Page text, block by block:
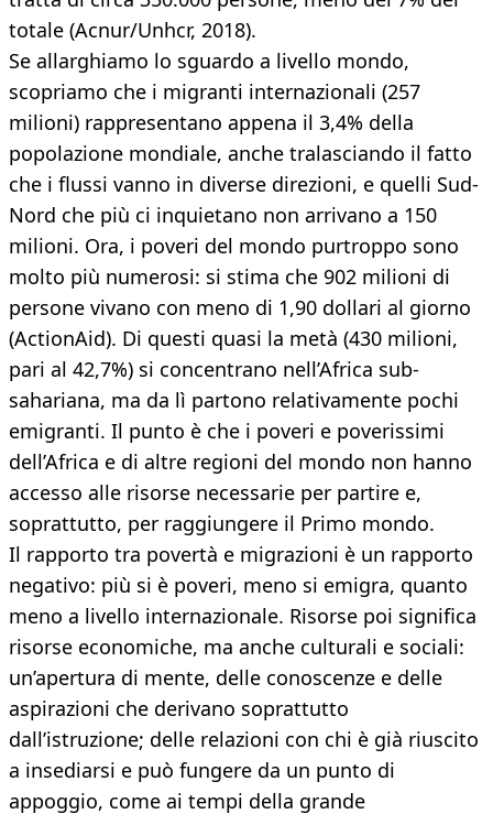
totale (Acnur/Unhcr, 2018).
Se allarghiamo lo sguardo a livello mondo,
scopriamo che i migranti internazionali (257
milioni) rappresentano appena il 3,4% della
popolazione mondiale, anche tralasciando il fatto
che i flussi vanno in diverse direzioni, e quelli Sud-
Nord che più ci inquietano non arrivano a 150
milioni. Ora, i poveri del mondo purtroppo sono
molto più numerosi: si stima che 902 milioni di
persone vivano con meno di 1,90 dollari al giorno
(ActionAid). Di questi quasi la metà (430 milioni,
pari al 42,7%) si concentrano nell’Africa sub-
sahariana, ma da lì partono relativamente pochi
emigranti. Il punto è che i poveri e poverissimi
dell’Africa e di altre regioni del mondo non hanno
accesso alle risorse necessarie per partire e,
soprattutto, per raggiungere il Primo mondo.
Il rapporto tra povertà e migrazioni è un rapporto
negativo: più si è poveri, meno si emigra, quanto
meno a livello internazionale. Risorse poi significa
risorse economiche, ma anche culturali e sociali:
un’apertura di mente, delle conoscenze e delle
aspirazioni che derivano soprattutto
dall’istruzione; delle relazioni con chi è già riuscito
a insediarsi e può fungere da un punto di
appoggio, come ai tempi della grande